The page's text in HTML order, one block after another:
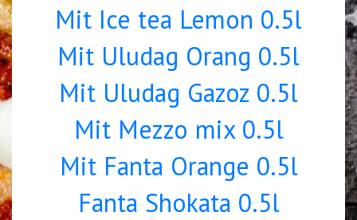
Mit Ice tea Lemon 0.5l
Mit Uludag Orang 0.5l
Mit Uludag Gazoz 0.5l
Mit Mezzo mix 0.5l
Mit Fanta Orange 0.5l
Fanta Shokata 0.5l